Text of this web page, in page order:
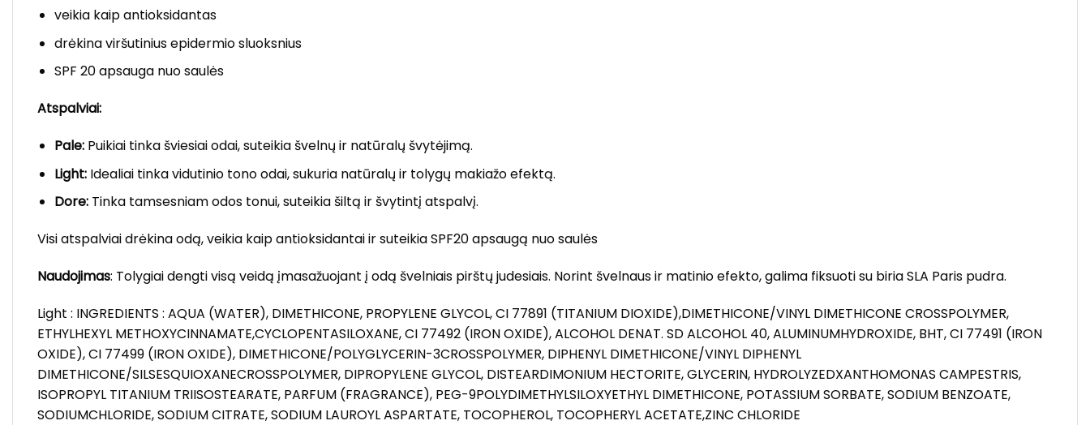
veikia kaip antioksidantas
drėkina viršutinius epidermio sluoksnius
SPF 20 apsauga nuo saulės
Atspalviai:
Pale:Puikiai tinka šviesiai odai, suteikia švelnų ir natūralų švytėjimą.
Light:Idealiai tinka vidutinio tono odai, sukuria natūralų ir tolygų makiažo efektą.
Dore:Tinka tamsesniam odos tonui, suteikia šiltą ir švytintį atspalvį.
Visi atspalviai drėkina odą, veikia kaip antioksidantai ir suteikia SPF20 apsaugą nuo saulės
Naudojimas: Tolygiai dengti visą veidą įmasažuojant į odą švelniais pirštų judesiais. Norint švelnaus ir matinio efekto, galima fiksuoti su biria SLA Paris pudra.
Light : INGREDIENTS : AQUA (WATER), DIMETHICONE, PROPYLENE GLYCOL, CI 77891 (TITANIUM DIOXIDE),DIMETHICONE/VINYL DIMETHICONE CROSSPOLYMER,
ETHYLHEXYL METHOXYCINNAMATE,CYCLOPENTASILOXANE, CI 77492 (IRON OXIDE), ALCOHOL DENAT. SD ALCOHOL 40, ALUMINUMHYDROXIDE, BHT, CI 77491 (IRON
OXIDE), CI 77499 (IRON OXIDE), DIMETHICONE/POLYGLYCERIN-3CROSSPOLYMER, DIPHENYL DIMETHICONE/VINYL DIPHENYL
DIMETHICONE/SILSESQUIOXANECROSSPOLYMER, DIPROPYLENE GLYCOL, DISTEARDIMONIUM HECTORITE, GLYCERIN, HYDROLYZEDXANTHOMONAS CAMPESTRIS,
ISOPROPYL TITANIUM TRIISOSTEARATE, PARFUM (FRAGRANCE), PEG-9POLYDIMETHYLSILOXYETHYL DIMETHICONE, POTASSIUM SORBATE, SODIUM BENZOATE,
SODIUMCHLORIDE, SODIUM CITRATE, SODIUM LAUROYL ASPARTATE, TOCOPHEROL, TOCOPHERYL ACETATE,ZINC CHLORIDE